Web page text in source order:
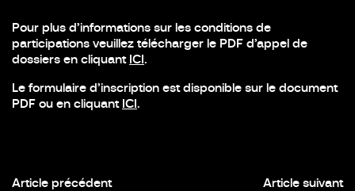
Pour plus d’informations sur les conditions de
participations veuillez télécharger le PDF d’appel de
dossiers en cliquant ICI.
Le formulaire d’inscription est disponible sur le document
PDF ou en cliquant ICI.
Article précédent Article suivant